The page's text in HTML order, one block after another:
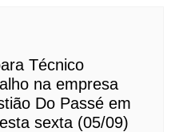
Técnico
na empresa
Do Passé em
sexta (05/09)